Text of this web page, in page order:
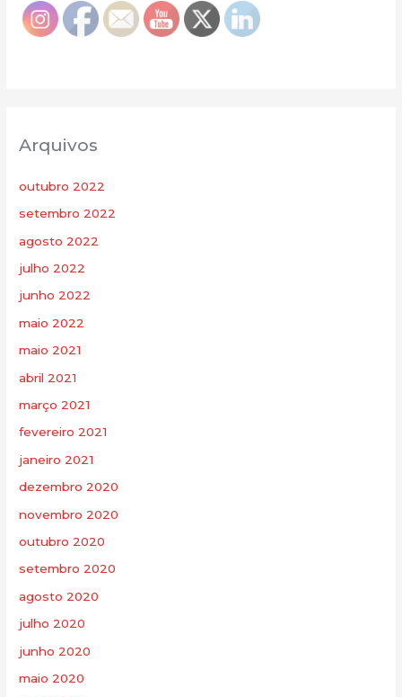
Arquivos
outubro 2022
setembro 2022
agosto 2022
julho 2022
junho 2022
maio 2022
maio 2021
abril 2021
março 2021
fevereiro 2021
janeiro 2021
dezembro 2020
novembro 2020
outubro 2020
setembro 2020
agosto 2020
julho 2020
junho 2020
maio 2020